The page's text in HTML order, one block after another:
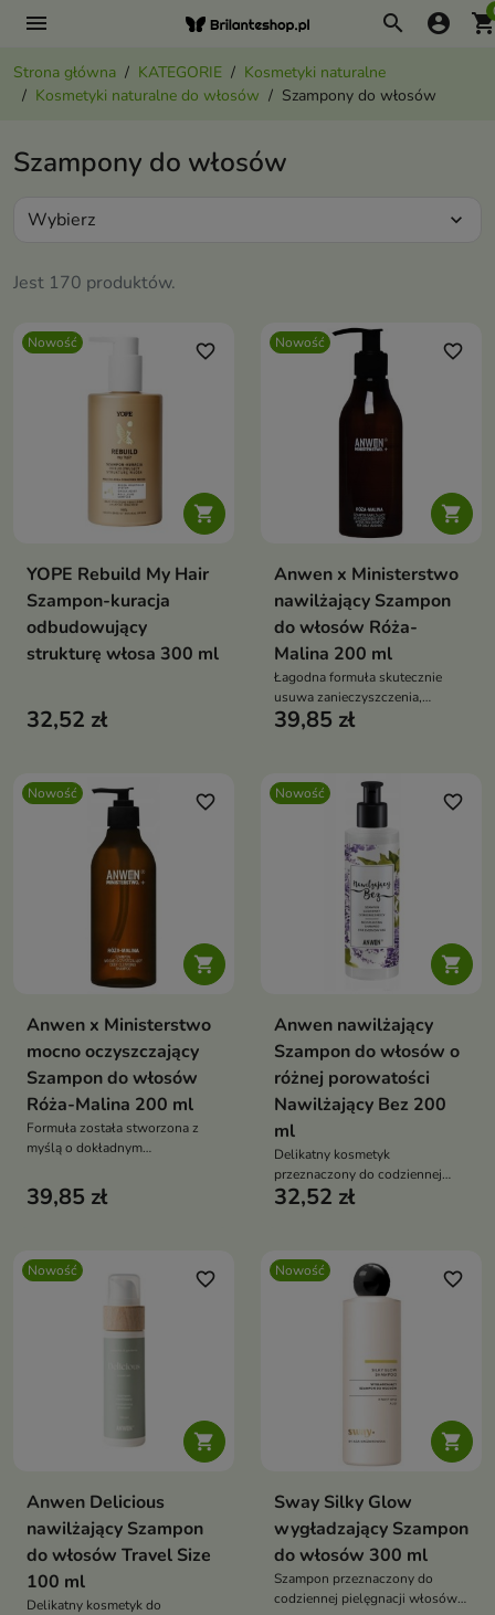
menu search account_circle
Strona główna KATEGORIE
Kosmetyki naturalne
Kosmetyki naturalne do włosów
Szampony do włosów
Szampony do włosów
Jest 170 produktów.
Wybierz expand_more
Nowość

favorite_border
YOPE Rebuild My Hair
Szampon-kuracja
odbudowujący
strukturę włosa 300 ml
32,52 zł
Nowość

favorite_border
Anwen x Ministerstwo
nawilżający Szampon
do włosów Róża-
Malina 200 ml
Łagodna formuła skutecznie
usuwa zanieczyszczenia,
jednocześnie pomagając
39,85 zł
Nowość

favorite_border
Anwen x Ministerstwo
mocno oczyszczający
Szampon do włosów
Róża-Malina 200 ml
Formuła została stworzona z
myślą o dokładnym
przygotować włosy do dalszej
pielęgnacji.
39,85 zł
Nowość

favorite_border
Anwen nawilżający
Szampon do włosów o
różnej porowatości
Nawilżający Bez 200
ml
Delikatny kosmetyk
przeznaczony do codziennej
pielęgnacji włosów
32,52 zł
Nowość

favorite_border
Anwen Delicious
nawilżający Szampon
do włosów Travel Size
100 ml
Delikatny kosmetyk do
Nowość

favorite_border
Sway Silky Glow
wygładzający Szampon
do włosów 300 ml
Szampon przeznaczony do
codziennej pielęgnacji włosów